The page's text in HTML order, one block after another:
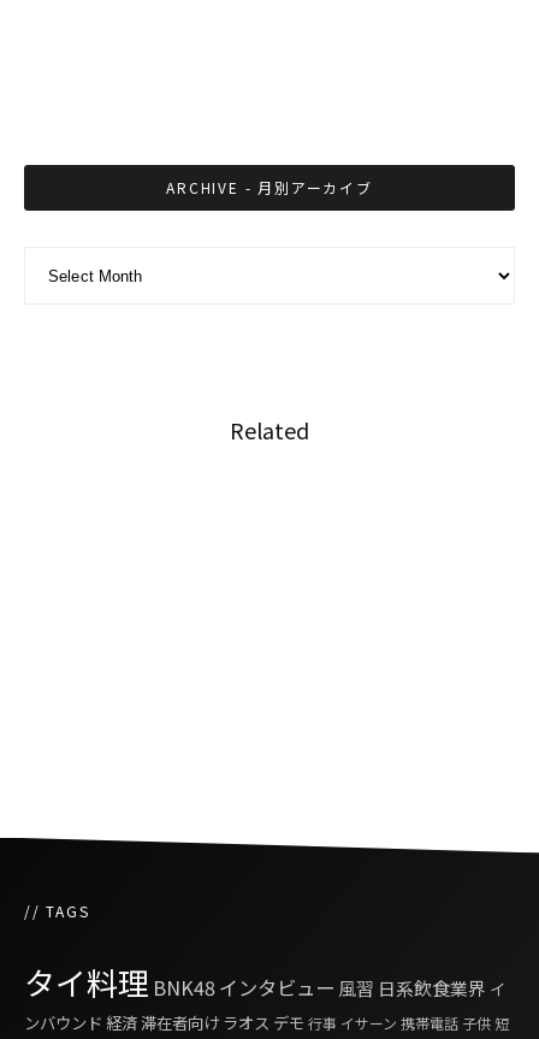
ARCHIVE - 月別アーカイブ
Related
// TAGS
タイ料理 BNK48インタビュー 風習 日系飲食業界 イ
ンバウンド 経済滞在者向け ラオス デモ 行事 イサーン 携帯電話 子供 短